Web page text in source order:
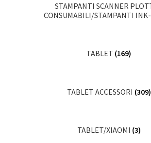
STAMPANTI SCANNER
CONSUMABILI/STAMPANTI
TABLET (169)
TABLET ACCESSORI (309)
TABLET/XIAOMI (3)